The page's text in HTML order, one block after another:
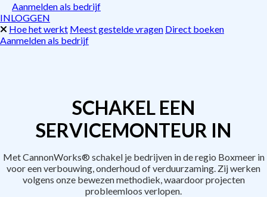
Aanmelden als bedrijf
INLOGGEN
Hoe het werkt Meest gestelde vragen Direct boeken
Aanmelden als bedrijf
SCHAKEL EEN
SERVICEMONTEUR IN
Met CannonWorks® schakel je bedrijven in de regio Boxmeer in
voor een verbouwing, onderhoud of verduurzaming. Zij werken
volgens onze bewezen methodiek, waardoor projecten
probleemloos verlopen.